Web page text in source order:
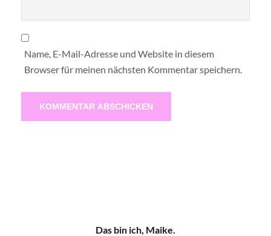
Name, E-Mail-Adresse und Website in diesem
Browser für meinen nächsten Kommentar speichern.
Das bin ich, Maike.